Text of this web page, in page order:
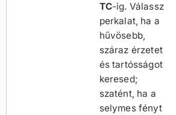
TC-ig. Válassz
perkalat, ha a
hűvösebb,
száraz érzetet
és tartósságot
keresed;
szatént, ha a
selymes fényt